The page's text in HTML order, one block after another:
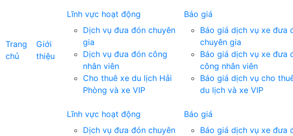
Trang
chủ
Giới
thiệu
Lĩnh vực hoạt động
Dịch vụ đưa đón chuyên
gia
Dịch vụ đưa đón công
nhân viên
Cho thuê xe du lịch Hải
Phòng và xe VIP
Báo giá
Báo giá dịch vụ xe đưa
chuyên gia
Báo giá dịch vụ xe đưa
công nhân viên
Báo giá dịch vụ cho
du lịch và xe VIP
Lĩnh vực hoạt động
Dịch vụ đưa đón chuyên
Báo giá
Báo giá dịch vụ xe đưa